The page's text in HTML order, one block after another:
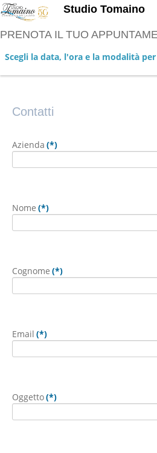
Studio Tomaino
PRENOTA IL TUO
Scegli la data, l'ora e la modalità
Contatti
Azienda (*)
Nome (*)
Cognome (*)
Email (*)
Oggetto(*)